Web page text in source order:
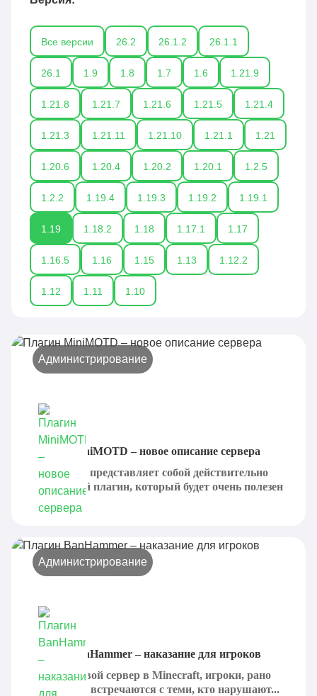
Все версии 26.2 26.1.2 26.1.1
26.1 1.9 1.8 1.7 1.6 1.21.9
1.21.8 1.21.7 1.21.6 1.21.5 1.21.4
1.21.3 1.21.11 1.21.10 1.21.1 1.21
1.20.6 1.20.4 1.20.2 1.20.1 1.2.5
1.2.2 1.19.4 1.19.3 1.19.2 1.19.1
1.19 1.18.2 1.18 1.17.1 1.17
1.16.5 1.16 1.15 1.13 1.12.2
1.12 1.11 1.10
Администрирование
Плагин MiniMOTD – новое описание сервера
MiniMOTD представляет собой действительно
интересный плагин, который будет очень полезен
Администрирование
Плагин BanHammer – наказание для игроков
Создавая свой сервер в Minecraft, игроки, рано
или поздно, встречаются с теми, кто нарушают...